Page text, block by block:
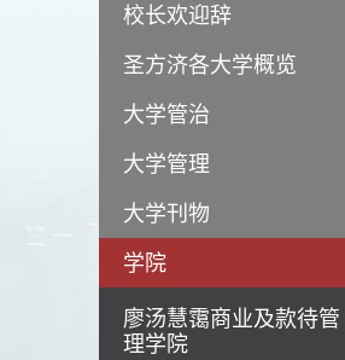
校长欢迎辞
圣方济各大学概览
大学管治
大学管理
大学刊物
学院
廖汤慧霭商业及款待管
理学院